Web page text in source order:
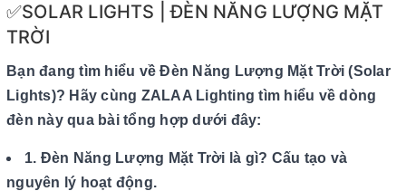
✅SOLAR LIGHTS | ĐÈN NĂNG LƯỢNG MẶT
TRỜI
Bạn đang tìm hiểu về Đèn Năng Lượng Mặt Trời (Solar
Lights)? Hãy cùng ZALAA Lighting tìm hiểu về dòng
đèn này qua bài tổng hợp dưới đây:
1. Đèn Năng Lượng Mặt Trời là gì? Cấu tạo và
nguyên lý hoạt động.